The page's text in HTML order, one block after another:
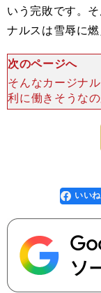
いう完敗です。
ナルスは雪辱に燃
次のページへ
そんなカージナ
利に働きそうな
ージを得たこと
のレギュラーシ
faceboo
k
いいね